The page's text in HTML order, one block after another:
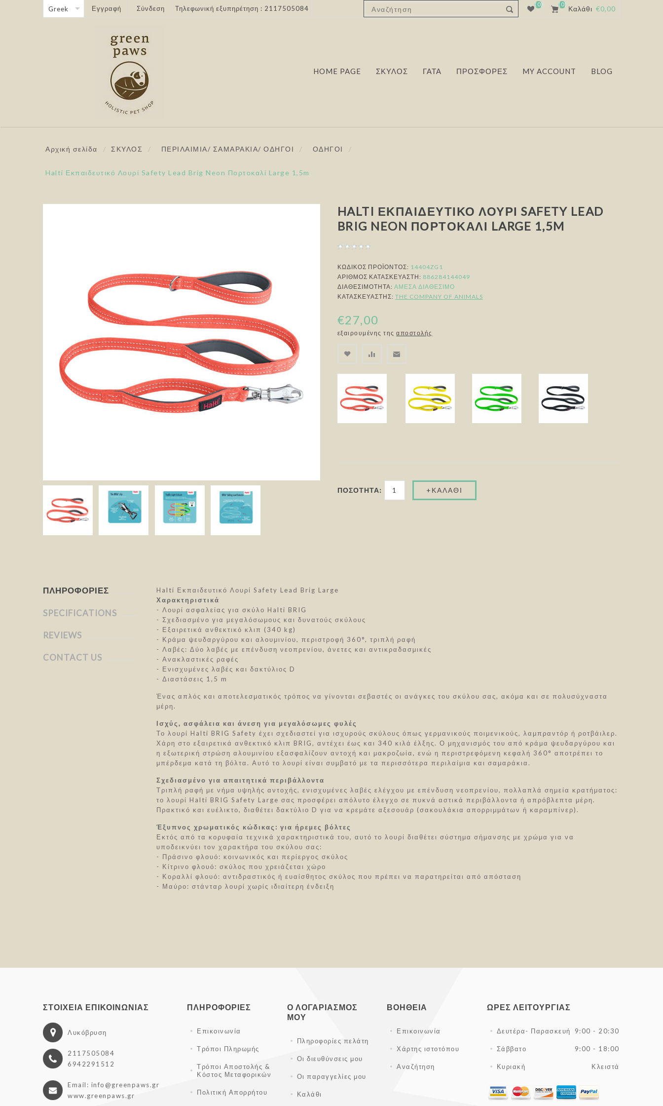
Εγγραφή Σύνδεση Τηλεφωνική εξυπηρέτηση : 2117505084
(0) (0)
Καλάθι €0,00
HOME PAGE ΣΚΥΛΟΣ ΓΑΤΑ ΠΡΟΣΦΟΡΕΣ MY ACCOUNT BLOG
Αρχική σελίδα / ΣΚΥΛΟΣ / ΠΕΡΙΛΑΙΜΙΑ/ ΣΑΜΑΡΑΚΙΑ/ ΟΔΗΓΟΙ / ΟΔΗΓΟΙ /
Halti Εκπαιδευτικό Λουρί Safety Lead Brig Neon Πορτοκαλί Large 1,5m
HALTI ΕΚΠΑΙΔΕΥΤΙΚΌ ΛΟΥΡΊ SAFETY LEAD
BRIG NEON ΠΟΡΤΟΚΑΛΊ LARGE 1,5M
ΚΩΔΙΚΟΣ ΠΡΟΪΟΝΤΟΣ: 14404ZG1
ΑΡΙΘΜΌΣ ΚΑΤΑΣΚΕΥΑΣΤΉ: 886284144049
ΔΙΑΘΕΣΙΜΌΤΗΤΑ: ΆΜΕΣΑ ΔΙΑΘΈΣΙΜΟ
ΚΑΤΑΣΚΕΥΑΣΤΉΣ: THE COMPANY OF ANIMALS
€27,00
εξαιρουμένης τηςαποστολής
ΠΟΣΌΤΗΤΑ:
ΠΛΗΡΟΦΟΡΊΕΣ
SPECIFICATIONS
REVIEWS
CONTACT US
Halti Εκπαιδευτικό Λουρί Safety Lead Brig Large
Χαρακτηριστικά
- Λουρί ασφαλείας για σκύλο Halti BRIG
- Σχεδιασμένο για μεγαλόσωμους και δυνατούς σκύλους
- Εξαιρετικά ανθεκτικό κλιπ (340 kg)
- Κράμα ψευδαργύρου και αλουμινίου, περιστροφή 360°, τριπλή ραφή
- Λαβές: Δύο λαβές με επένδυση νεοπρενίου, άνετες και αντικραδασμικές
- Ανακλαστικές ραφές
- Ενισχυμένες λαβές και δακτύλιος D
- Διαστάσεις 1,5 m
Ένας απλός και αποτελεσματικός τρόπος να γίνονται σεβαστές οι ανάγκες του σκύλου σας, ακόμα και σε πολυσύχναστα
μέρη.
Ισχύς, ασφάλεια και άνεση για μεγαλόσωμες φυλές
Το λουρί Halti BRIG Safety έχει σχεδιαστεί για ισχυρούς σκύλους όπως γερμανικούς ποιμενικούς, λαμπραντόρ ή ροτβάιλερ.
Χάρη στο εξαιρετικά ανθεκτικό κλιπ BRIG, αντέχει έως και 340 κιλά έλξης. Ο μηχανισμός του από κράμα ψευδαργύρου και
η εξωτερική στρώση αλουμινίου εξασφαλίζουν αντοχή και μακροζωία, ενώ η περιστρεφόμενη κεφαλή 360° αποτρέπει το
μπέρδεμα κατά τη βόλτα. Αυτό το λουρί είναι συμβατό με τα περισσότερα περιλαίμια και σαμαράκια.
Σχεδιασμένο για απαιτητικά περιβάλλοντα
Τριπλή ραφή με νήμα υψηλής αντοχής, ενισχυμένες λαβές ελέγχου με επένδυση νεοπρενίου, πολλαπλά σημεία κρατήματος:
το λουρί Halti BRIG Safety Large σας προσφέρει απόλυτο έλεγχο σε πυκνά αστικά περιβάλλοντα ή απρόβλεπτα μέρη.
Πρακτικό και ευέλικτο, διαθέτει δακτύλιο D για να κρεμάτε αξεσουάρ (σακουλάκια απορριμμάτων ή καραμπίνερ).
Έξυπνος χρωματικός κώδικας: για ήρεμες βόλτες
Εκτός από τα κορυφαία τεχνικά χαρακτηριστικά του, αυτό το λουρί διαθέτει σύστημα σήμανσης με χρώμα για να
υποδεικνύει τον χαρακτήρα του σκύλου σας:
- Πράσινο φλουό: κοινωνικός και περίεργος σκύλος
- Κίτρινο φλουό: σκύλος που χρειάζεται χώρο
- Κοραλλί φλουό: αντιδραστικός ή ευαίσθητος σκύλος που πρέπει να παρατηρείται από απόσταση
- Μαύρο: στάνταρ λουρί χωρίς ιδιαίτερη ένδειξη
ΣΤΟΙΧΕΊΑ ΕΠΙΚΟΙΝΩΝΊΑΣ
Λυκόβρυση
2117505084
6942291512
Email: info@greenpaws.gr
www.greenpaws.gr
ΠΛΗΡΟΦΟΡΊΕΣ
Επικοινωνία
Τρόποι Πληρωμής
Τρόποι Αποστολής &
Κόστος Μεταφορικών
Πολιτική Απορρήτου
Ο ΛΟΓΑΡΙΑΣΜΌΣ
ΜΟΥ
Πληροφορίες πελάτη
Οι διευθύνσεις μου
Οι παραγγελίες μου
Καλάθι
ΒΟΉΘΕΙΑ
Επικοινωνία
Χάρτης ιστοτόπου
Αναζήτηση
ΏΡΕΣ ΛΕΙΤΟΥΡΓΊΑΣ
Δευτέρα- Παρασκευή 9:00 - 20:30
Σάββατο 9:00 - 18:00
Κυριακή Κλειστά